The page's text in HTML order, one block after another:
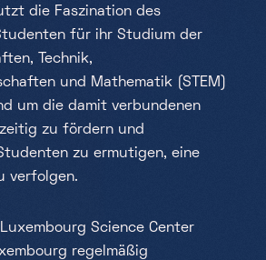
die Faszination des
für ihr Studium der
Technik,
und Mathematik (STEM)
um die damit verbundenen
zu fördern und
zu ermutigen, eine
verfolgen.
Science Center
regelmäßig